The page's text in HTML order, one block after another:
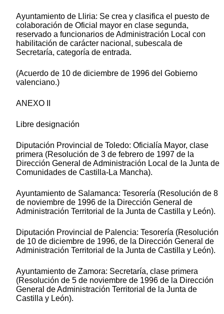
Ayuntamiento de Lliria: Se crea y clasifica el puesto de
colaboración de Oficial mayor en clase segunda,
reservado a funcionarios de Administración Local con
habilitación de carácter nacional, subescala de
Secretaría, categoría de entrada.
(Acuerdo de 10 de diciembre de 1996 del Gobierno
valenciano.)
ANEXO II
Libre designación
Diputación Provincial de Toledo: Oficialía Mayor, clase
primera (Resolución de 3 de febrero de 1997 de la
Dirección General de Administración Local de la Junta de
Comunidades de Castilla-La Mancha).
Ayuntamiento de Salamanca: Tesorería (Resolución de 8
de noviembre de 1996 de la Dirección General de
Administración Territorial de la Junta de Castilla y León).
Diputación Provincial de Palencia: Tesorería (Resolución
de 10 de diciembre de 1996, de la Dirección General de
Administración Territorial de la Junta de Castilla y León).
Ayuntamiento de Zamora: Secretaría, clase primera
(Resolución de 5 de noviembre de 1996 de la Dirección
General de Administración Territorial de la Junta de
Castilla y León).